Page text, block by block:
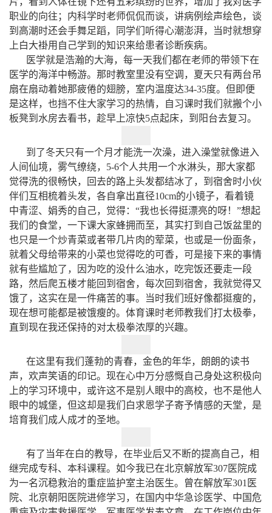
职业的向往；内科学时老师侃侃而谈，讲病例绘声绘色，谈
到高潮时还会手舞足蹈，同学们听得心潮澎湃，当时就想穿
上白大褂用自己学到的知识来给患者诊断疾病。
医学就是浩瀚的大海，每一天我们都在老师的带领下在
医学的海洋中畅游。那时教室里没有空调，夏天只有两台吊
扇在扇动着她那疲倦的翅膀，室内温度达34-35度。但即便
是这样，也挡不住大家学习的热情，自习课时我们就搬个小
板凳到水房去看书，趁早上凉快5点起床，到阳台去复习。
到了冬天只有一个月才能洗一次澡，进入澡堂就像进入
人间仙境，雾气缭绕，5-6个人共用一个水淋头，那大家都
觉得洗的很畅快，回去的路上头发都结冰了，到宿舍时小伙
伴们互相梳着头发，各自拿出直径10cm的小镜子，看着镜
中青涩、娟秀的自己，觉得：“我也长得挺漂亮的呀！”想起
我们的食堂，一下课大家蜂拥而至，其实打到自己饭盆里的
也只是一个炒青菜或者带几片肉的荤菜，也或是一份面条，
就着父母给带来的小菜也觉得吃的可香，可是接下来的事情
就有些尴尬了，因为吃的没什么油水，吃完饭还要走一段
路，然后爬五楼才能回到宿舍，每次回到宿舍，我就觉得又
饿了，这实在是一件痛苦的事。当时我们班好像都挺瘦的，
现在想可能都是被饿瘦的。体育课时老师教我们打太极拳，
直到现在我还保持的对太极拳浓厚的兴趣。
在这里有我们蓬勃的青春，金色的年华，朗朗的读书
声，欢声笑语的印记。现在心中万分感慨自己身处这积极向
上的学习环境中，或许这不是别人眼中的高校，也不是他人
眼中的城堡，但这却是我们白求恩学子寄予情感的天堂，是
培育我们成人成才的圣地。
有了当年在白的教导，在毕业后又不断的提高自己，相
继完成专科、本科课程。如今我已在北京解放军307医院成
为一名沉稳救治的重症监护室主治医生。曾在解放军301医
院、北京朝阳医院进修学习，在国内中华急诊医学、中国危